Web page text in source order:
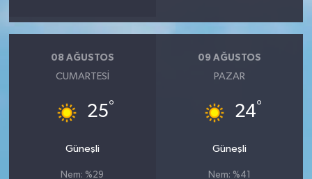
08 AĞUSTOS
CUMARTESI
25°
Güneşli
Nem: %29
09 AĞUSTOS
PAZAR
24°
Güneşli
Nem: %41